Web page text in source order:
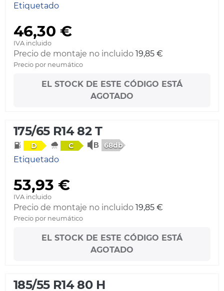
Etiquetado
46,30 €
IVA incluido
Precio de montaje no incluido 19,85 €
Precio por neumático
EL STOCK DE ESTE CÓDIGO ESTÁ
AGOTADO
175/65 R14 82 T
D C 68db
Etiquetado
53,93 €
IVA incluido
Precio de montaje no incluido 19,85 €
Precio por neumático
EL STOCK DE ESTE CÓDIGO ESTÁ
AGOTADO
185/55 R14 80 H